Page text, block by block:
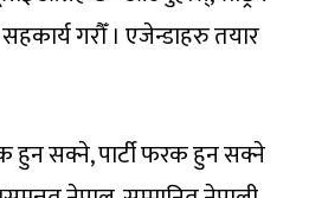
गरौँ । एजेन्डाहरु तयार
हुन सक्ने, पार्टी फरक हुन सक्ने